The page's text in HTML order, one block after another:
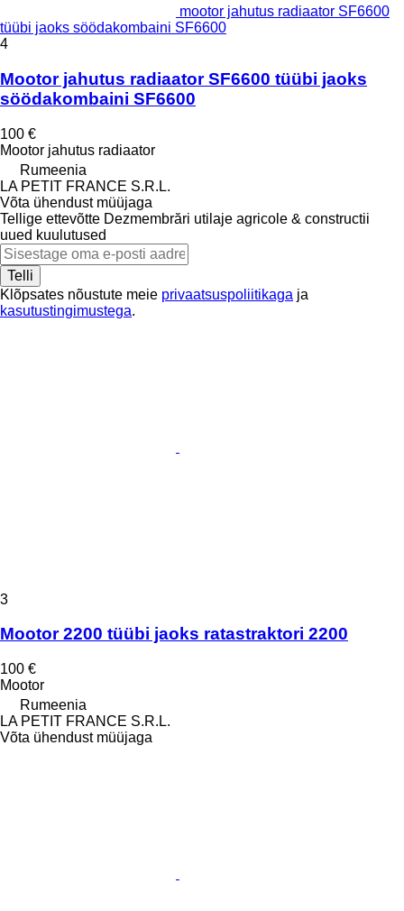
mootor jahutus radiaator SF6600
tüübi jaoks söödakombaini SF6600
4
Mootor jahutus radiaator SF6600 tüübi jaoks
söödakombaini SF6600
100 €
Mootor jahutus radiaator
Rumeenia
LA PETIT FRANCE S.R.L.
Võta ühendust müüjaga
Tellige ettevõtte Dezmembrări utilaje agricole & constructii
uued kuulutused
Telli
Klõpsates nõustute meie privaatsuspoliitikaga ja
kasutustingimustega.
3
Mootor 2200 tüübi jaoks ratastraktori 2200
100 €
Mootor
Rumeenia
LA PETIT FRANCE S.R.L.
Võta ühendust müüjaga